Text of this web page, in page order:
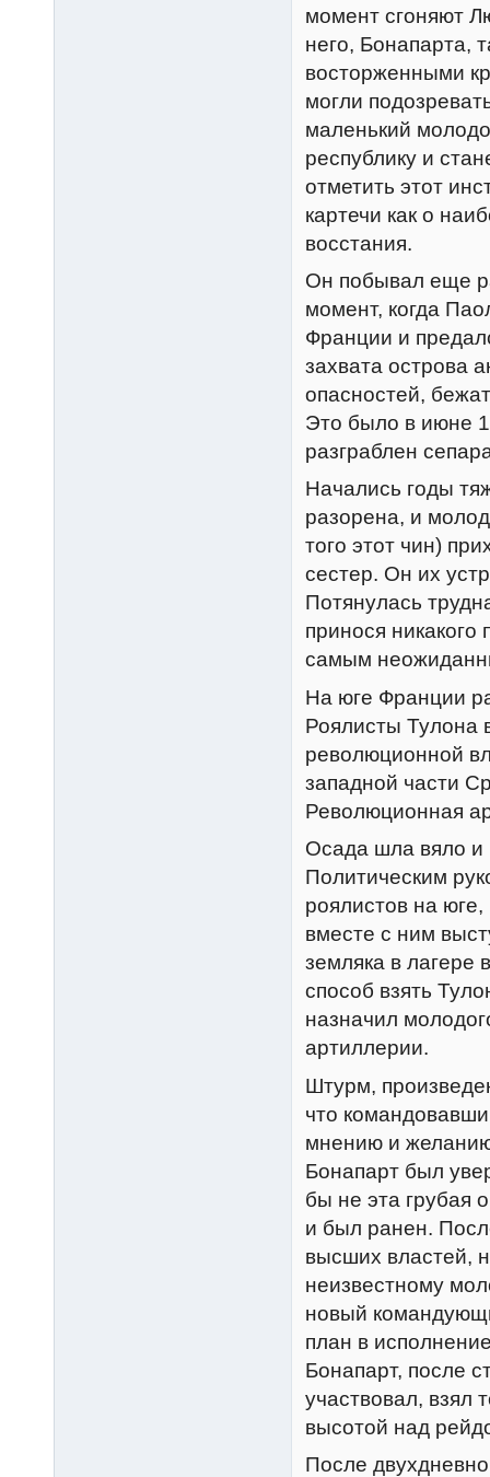
момент сгоняют
него, Бонапарта,
восторженными
могли
маленький
республику и
отметить этот
картечи как о
восстания.
Он побывал еще
момент, когда
Франции и
захвата острова
опасностей,
Это было в июне
разграблен
Начались годы
разорена, и
того этот чин)
сестер. Он их
Потянулась
принося никакого
самым
На юге Франции
Роялисты Тулона
революционной
западной части
Революционная
Осада шла вяло и
Политическим
роялистов на
вместе с ним
земляка в лагере
способ взять
назначил
артиллерии.
Штурм,
что
мнению и
Бонапарт был
бы не эта грубая
и был ранен.
высших властей,
неизвестному
новый
план в
Бонапарт, после
участвовал, взял
высотой над
После